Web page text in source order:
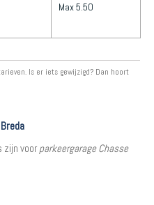
Max 5.50
Is er iets gewijzigd? Dan hoort
zijn voor parkeergarage Chasse